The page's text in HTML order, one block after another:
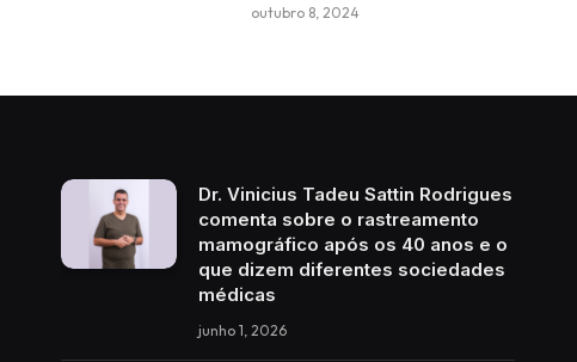
outubro 8, 2024
Dr. Vinicius Tadeu Sattin Rodrigues
comenta sobre o rastreamento
mamográfico após os 40 anos e o
que dizem diferentes sociedades
médicas
junho 1, 2026